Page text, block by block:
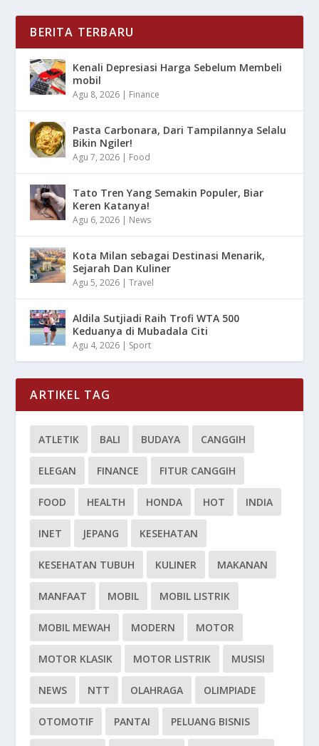
BERITA TERBARU
Kenali Depresiasi Harga Sebelum Membeli
mobil
Agu 8, 2026 | Finance
Pasta Carbonara, Dari Tampilannya Selalu
Bikin Ngiler!
Agu 7, 2026 | Food
Tato Tren Yang Semakin Populer, Biar
Keren Katanya!
Agu 6, 2026 | News
Kota Milan sebagai Destinasi Menarik,
Sejarah Dan Kuliner
Agu 5, 2026 |Travel
Aldila Sutjiadi Raih Trofi WTA 500
Keduanya di Mubadala Citi
Agu 4, 2026 | Sport
ARTIKEL TAG
ATLETIK BALI BUDAYA CANGGIH
ELEGAN FINANCE FITUR CANGGIH
FOOD HEALTH HONDA HOT INDIA
INET JEPANG KESEHATAN
KESEHATAN TUBUH KULINER MAKANAN
MANFAAT MOBIL MOBIL LISTRIK
MOBIL MEWAH MODERN MOTOR
MOTOR KLASIK MOTOR LISTRIK MUSISI
NEWS NTT OLAHRAGA OLIMPIADE
OTOMOTIF PANTAI PELUANG BISNIS